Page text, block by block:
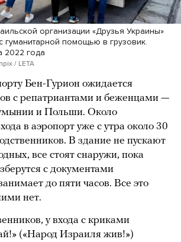
организации «Друзья Украины»
гуманитарной помощью в грузовик.
2022 года
/ LETA
Бен-Гурион ожидается
с репатриантами и беженцами —
и Польши. Около
в аэропорт уже с утра около 30
В здание не пускают
все стоят снаружи, пока
с документами
до пяти часов. Все это
нет.
у входа с криками
(«Народ Израиля жив!»)